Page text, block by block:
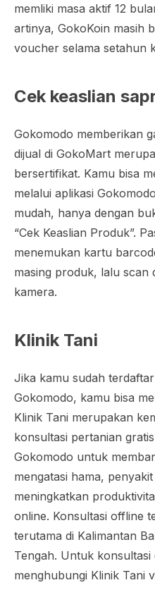
memliki masa aktif 12
artinya, GokoKoin masih
voucher selama setahun
Cek keaslian
Gokomodo memberikan
dijual di GokoMart
bersertifikat. Kamu bisa
melalui aplikasi
mudah, hanya dengan
“Cek Keaslian Produk”.
menemukan kartu
masing produk, lalu scan
kamera.
Klinik Tani
Jika kamu sudah
Gokomodo, kamu bisa
Klinik Tani merupakan
konsultasi pertanian
Gokomodo untuk
mengatasi hama,
meningkatkan
online. Konsultasi offline
terutama di Kalimantan
Tengah. Untuk konsultasi
menghubungi Klinik Tani